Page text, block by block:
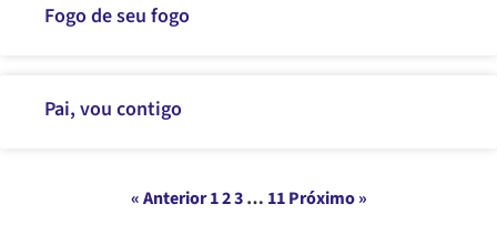
Fogo de seu fogo
Pai, vou contigo
« Anterior 123 … 11 Próximo »